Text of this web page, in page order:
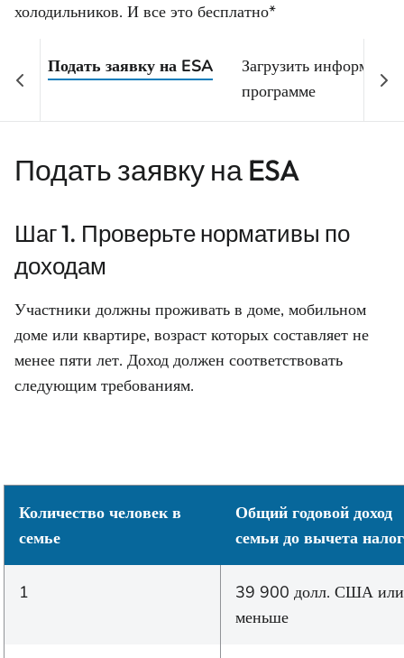
холодильников. И все это бесплатно*
Подать заявку на ESA
Загрузить
программе
Подать заявку на ESA
Шаг 1. Проверьте нормативы по
доходам
Участники должны проживать в доме, мобильном
доме или квартире, возраст которых составляет не
менее пяти лет. Доход должен соответствовать
следующим требованиям.
Количество человек в
семье
Общий годовой доход
семьи до вычета
1
39 900 долл. США или
меньше